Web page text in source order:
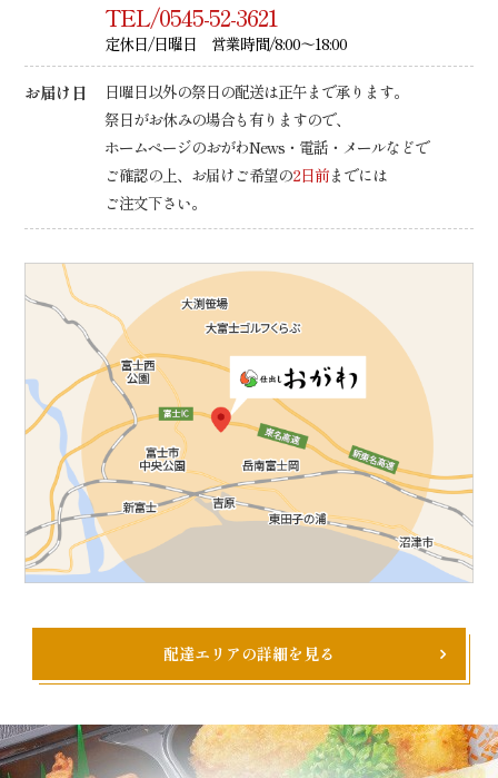
TEL/0545-52-3621
定休日/日曜日 営業時間/8:00～18:00
お届け日
日曜日以外の祭日の配送は正午まで承ります。
祭日がお休みの場合も有りますので、
ホームページのおがわNews・電話・メールなどで
ご確認の上、 お届けご希望の2日前までには
ご注文下さい。
配達エリアの詳細を見る